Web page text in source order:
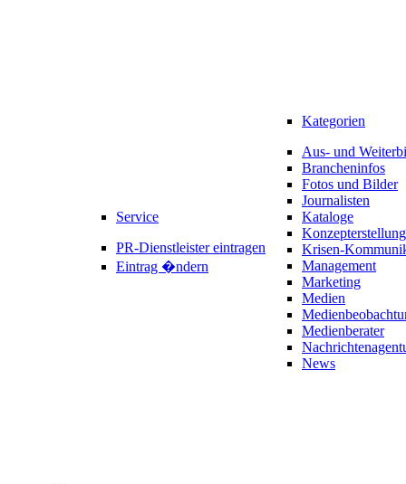
Service
PR-Dienstleister eintragen
Eintrag �ndern
Kategorien
Aus- und
Brancheninfos
Fotos und Bilder
Journalisten
Kataloge
Konzepterstellung
Krisen-
Management
Marketing
Medien
Medienberater
News